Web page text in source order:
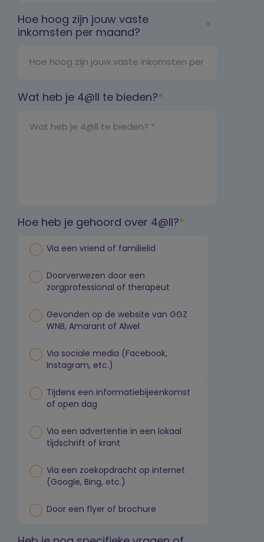
Hoe hoog zijn jouw vaste
inkomsten per maand?
Wat heb je 4@ll te bieden?
Hoe heb je gehoord over 4@ll?
Via een vriend of familielid
Doorverwezen door een
zorgprofessional of therapeut
Gevonden op de website van GGZ
WNB, Amarant of Alwel
Via sociale media (Facebook,
Instagram, etc.)
Tijdens een informatiebijeenkomst
of open dag
Via een advertentie in een lokaal
tijdschrift of krant
Via een zoekopdracht op internet
(Google, Bing, etc.)
Door een flyer of brochure